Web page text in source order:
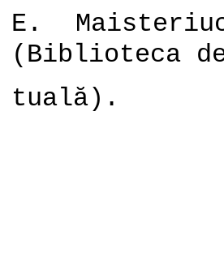
E.
(Biblioteca
tuală).